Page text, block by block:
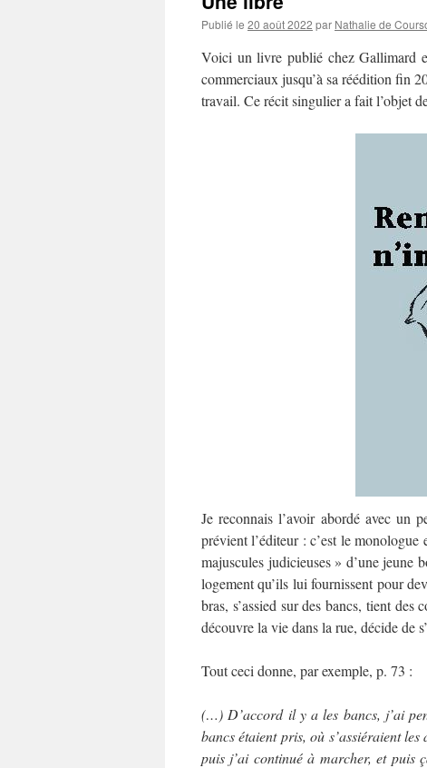
Publié le 20 août 2022 par Nathalie de
Voici un livre publié chez Gallimard
commerciaux jusqu’à sa réédition fin
travail. Ce récit singulier a fait l’objet
Je reconnais l’avoir abordé avec un
prévient l’éditeur : c’est le
majuscules judicieuses » d’une jeune
logement qu’ils lui fournissent pour
bras, s’assied sur des bancs, tient
découvre la vie dans la rue, décide de
Tout ceci donne, par exemple, p. 73 :
(…) D’accord il y a les bancs, j’ai
bancs étaient pris, où s’assiéraient
puis j’ai continué à marcher, et puis